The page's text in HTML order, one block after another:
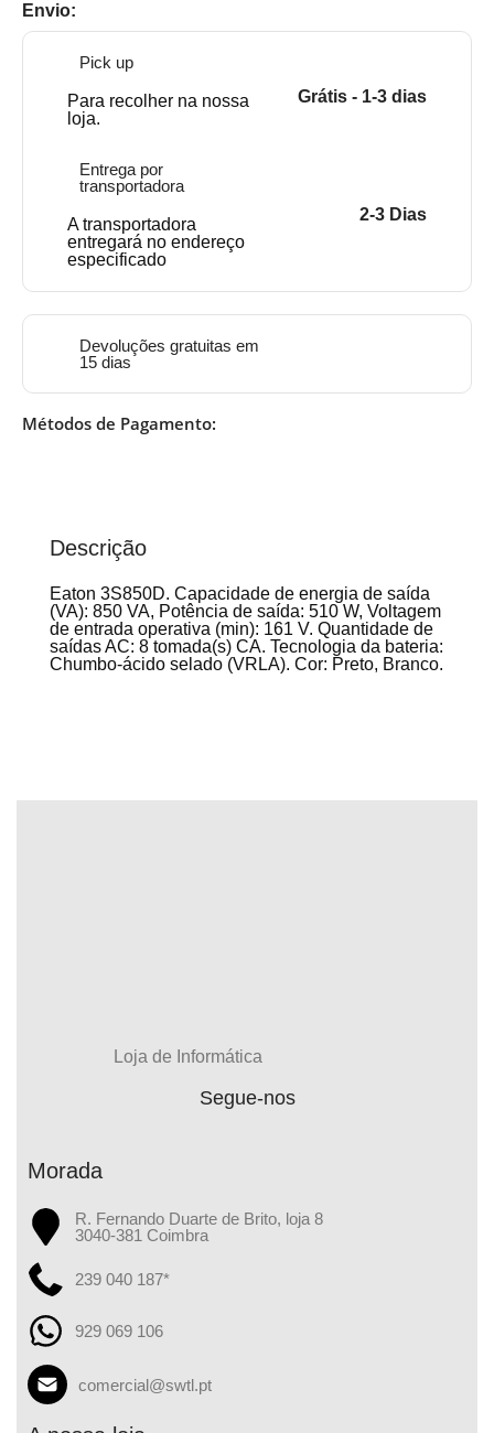
Envio:
Pick up
Para recolher na nossa
loja.
Grátis - 1-3 dias
Entrega por
transportadora
A transportadora
entregará no endereço
especificado
2-3 Dias
Devoluções gratuitas em
15 dias
Métodos de Pagamento:
Descrição
Eaton 3S850D. Capacidade de energia de saída
(VA): 850 VA, Potência de saída: 510 W, Voltagem
de entrada operativa (min): 161 V. Quantidade de
saídas AC: 8 tomada(s) CA. Tecnologia da bateria:
Chumbo-ácido selado (VRLA). Cor: Preto, Branco.
Loja de Informática
Segue-nos
Morada
R. Fernando Duarte de Brito, loja 8
3040-381 Coimbra
239 040 187*
929 069 106
comercial@swtl.pt